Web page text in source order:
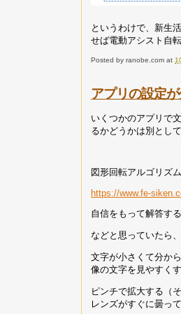
というわけで、新生
せば電動アシスト自
Posted byranobe.com at
アプリの設定
いくつかのアプリで
るかどうかは別とし
図形回転アルゴリズム
https://www.fe-
自信をもって解答す
などと思っていたら
文字が小さくて分か
像の文字を見やすく
ピンチで拡大する（
レンズがすぐに曇っ